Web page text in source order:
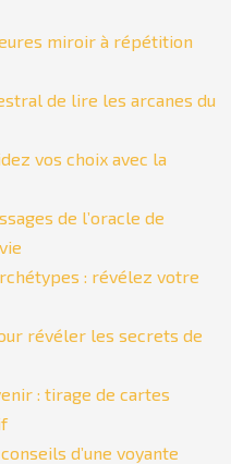
miroir à répétition
de lire les arcanes du
vos choix avec la
de l’oracle de
: révélez votre
révéler les secrets de
: tirage de cartes
d’une voyante